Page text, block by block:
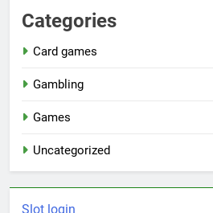
Categories
Card games
Gambling
Games
Uncategorized
Slot login